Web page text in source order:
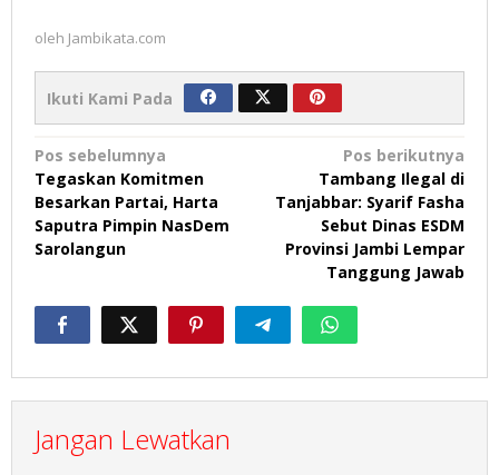
oleh Jambikata.com
Ikuti Kami Pada
Navigasi
pos
Pos sebelumnya
Tegaskan Komitmen
Besarkan Partai, Harta
Saputra Pimpin NasDem
Sarolangun
Pos berikutnya
Tambang Ilegal di
Tanjabbar: Syarif Fasha
Sebut Dinas ESDM
Provinsi Jambi Lempar
Tanggung Jawab
Jangan Lewatkan